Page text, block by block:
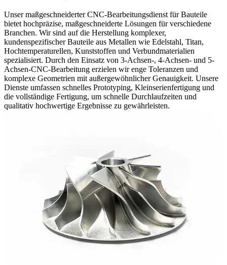
Unser maßgeschneiderter CNC-Bearbeitungsdienst für Bauteile
bietet hochpräzise, maßgeschneiderte Lösungen für verschiedene
Branchen. Wir sind auf die Herstellung komplexer,
kundenspezifischer Bauteile aus Metallen wie Edelstahl, Titan,
Hochtemperaturellen, Kunststoffen und Verbundmaterialien
spezialisiert. Durch den Einsatz von 3-Achsen-, 4-Achsen- und 5-
Achsen-CNC-Bearbeitung erzielen wir enge Toleranzen und
komplexe Geometrien mit außergewöhnlicher Genauigkeit. Unsere
Dienste umfassen schnelles Prototyping, Kleinserienfertigung und
die vollständige Fertigung, um schnelle Durchlaufzeiten und
qualitativ hochwertige Ergebnisse zu gewährleisten.